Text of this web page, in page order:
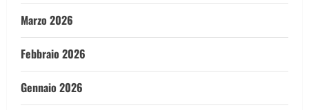
Marzo 2026
Febbraio 2026
Gennaio 2026